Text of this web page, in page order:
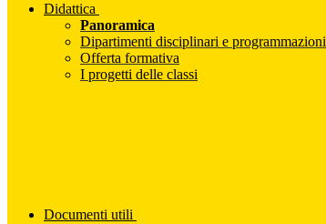
Didattica
Panoramica
Dipartimenti disciplinari e programmazioni
Offerta formativa
I progetti delle classi
Documenti utili